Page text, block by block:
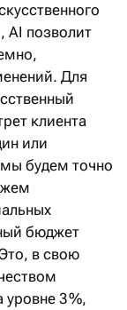
AI позволит
Для
клиента
или
мы будем точно
бюджет
в свою
уровне 3 %,